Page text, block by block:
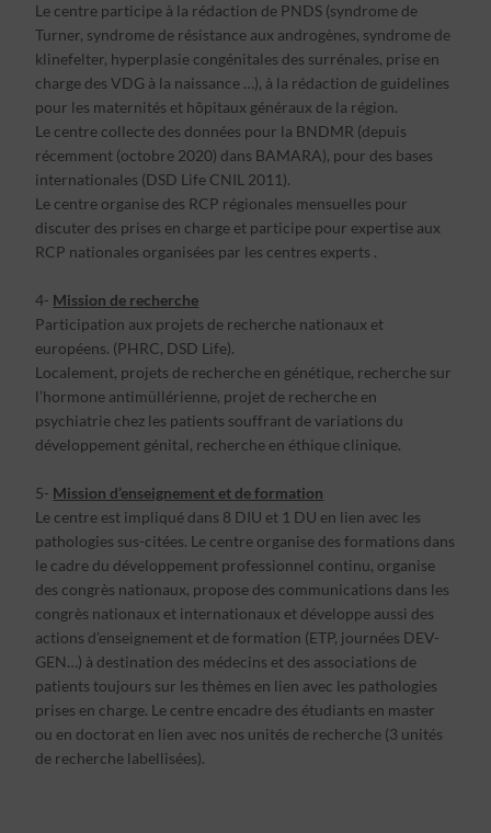
Le centre participe à la rédaction de PNDS (syndrome de
Turner, syndrome de résistance aux androgènes, syndrome de
klinefelter, hyperplasie congénitales des surrénales, prise en
charge des VDG à la naissance …), à la rédaction de guidelines
pour les maternités et hôpitaux généraux de la région.
Le centre collecte des données pour la BNDMR (depuis
récemment (octobre 2020) dans BAMARA), pour des bases
internationales (DSD Life CNIL 2011).
Le centre organise des RCP régionales mensuelles pour
discuter des prises en charge et participe pour expertise aux
RCP nationales organisées par les centres experts .
4- Mission de recherche
Participation aux projets de recherche nationaux et
européens. (PHRC, DSD Life).
Localement, projets de recherche en génétique, recherche sur
l’hormone antimüllérienne, projet de recherche en
psychiatrie chez les patients souffrant de variations du
développement génital, recherche en éthique clinique.
5- Mission d’enseignement et de formation
Le centre est impliqué dans 8 DIU et 1 DU en lien avec les
pathologies sus-citées. Le centre organise des formations dans
le cadre du développement professionnel continu, organise
des congrès nationaux, propose des communications dans les
congrès nationaux et internationaux et développe aussi des
actions d’enseignement et de formation (ETP, journées DEV-
GEN…) à destination des médecins et des associations de
patients toujours sur les thèmes en lien avec les pathologies
prises en charge. Le centre encadre des étudiants en master
ou en doctorat en lien avec nos unités de recherche (3 unités
de recherche labellisées).